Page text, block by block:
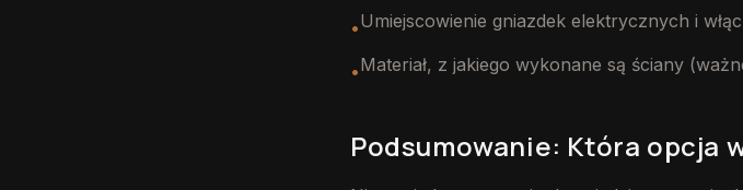
•Umiejscowienie gniazdek elektrycznych i
•Materiał, z jakiego wykonane są ściany
Podsumowanie: Która opcja